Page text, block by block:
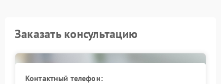
Заказать консультацию
Контактный телефон: